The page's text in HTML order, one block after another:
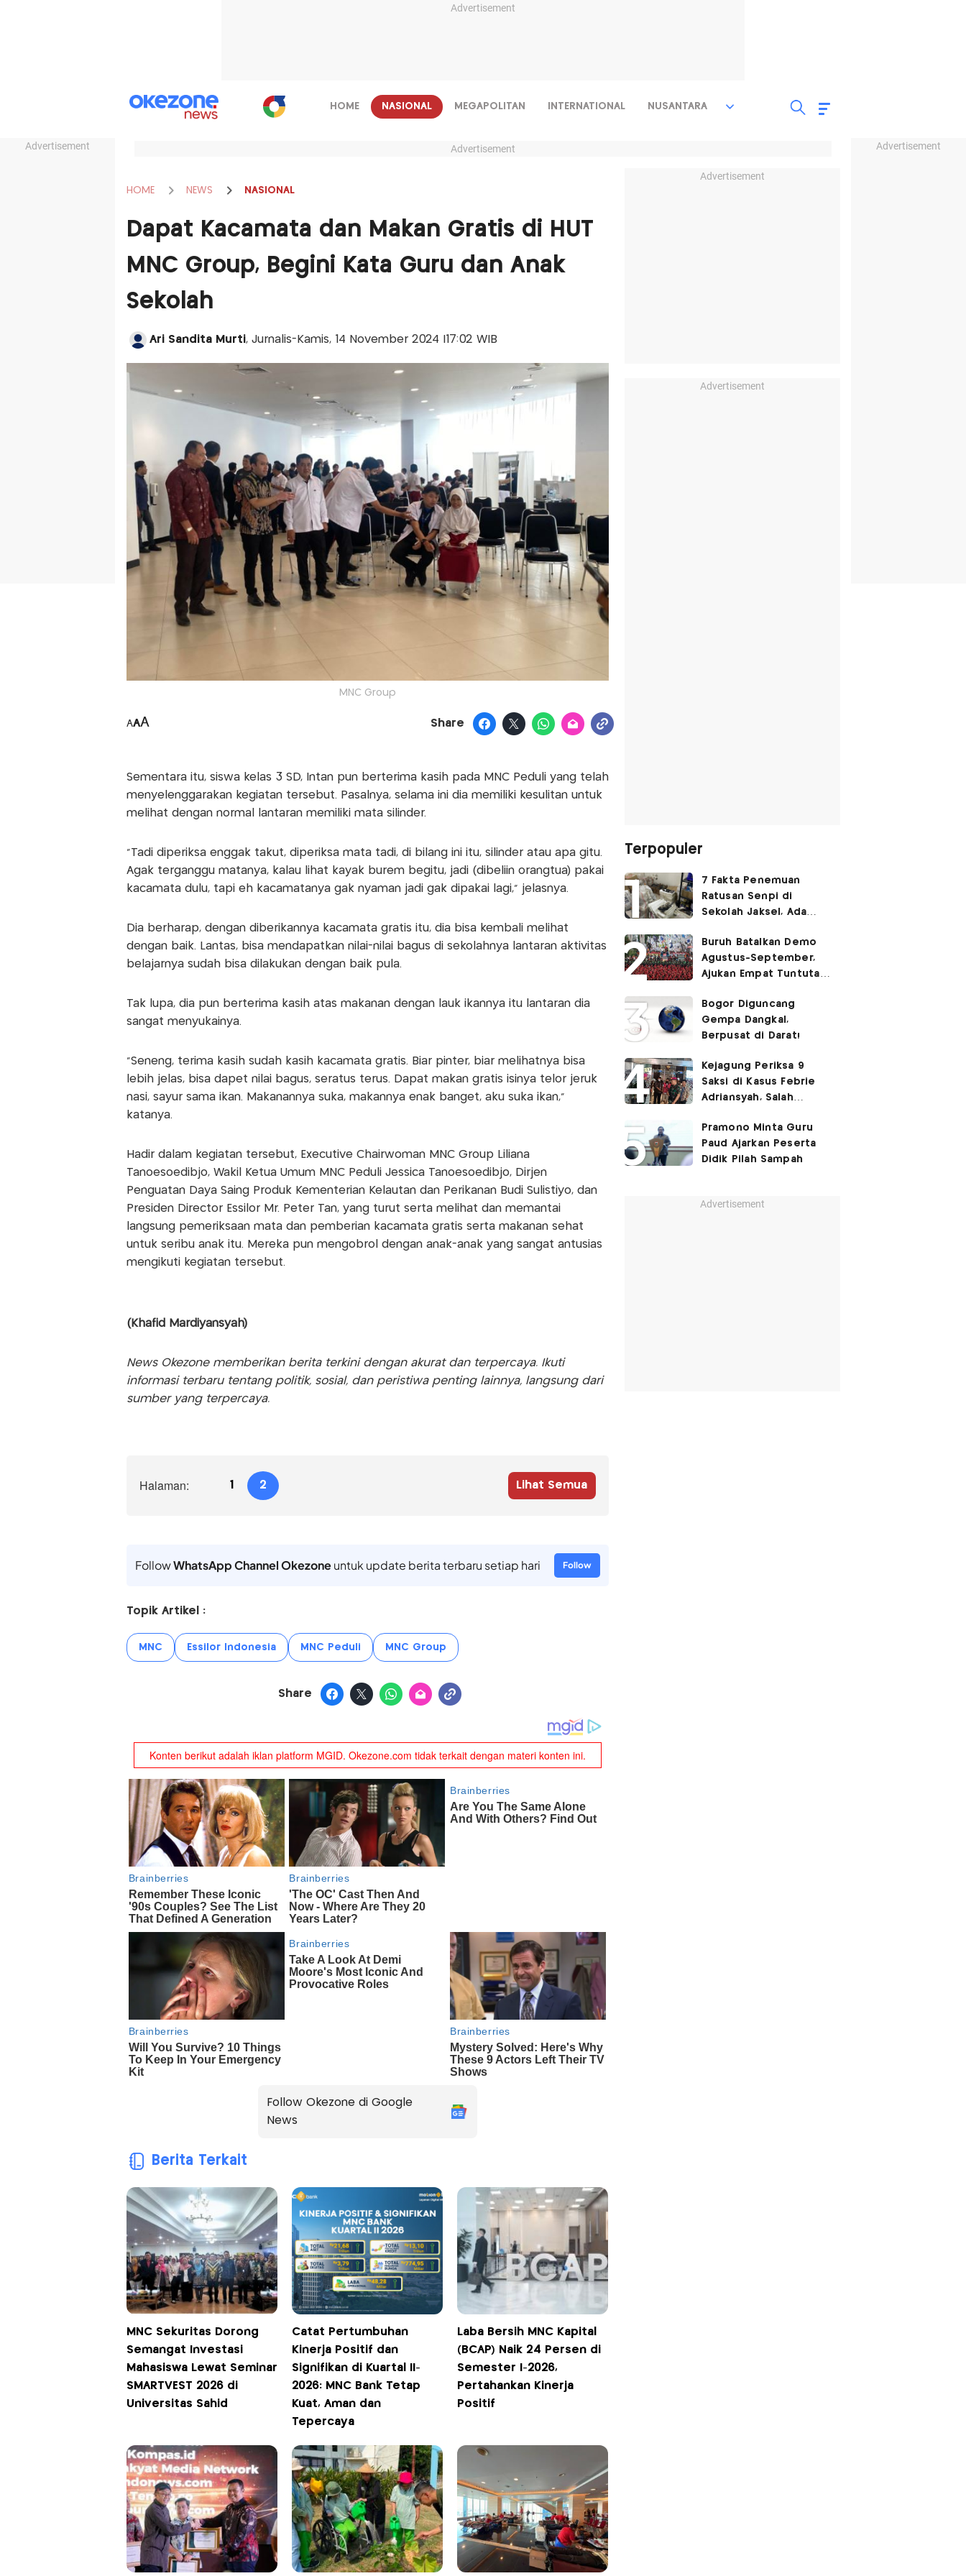
Advertisement
Advertisement Advertisement
HOME NASIONAL MEGAPOLITAN INTERNATIONAL NUSANTARA
Advertisement
HOME NEWS NASIONAL
Dapat Kacamata dan Makan Gratis di HUT
MNC Group, Begini Kata Guru dan Anak
Sekolah
Ari Sandita Murti, Jurnalis-Kamis, 14 November 2024 |17:02 WIB
MNC Group
AAA Share
Sementara itu, siswa kelas 3 SD, Intan pun berterima kasih pada MNC Peduli yang telah
menyelenggarakan kegiatan tersebut. Pasalnya, selama ini dia memiliki kesulitan untuk
melihat dengan normal lantaran memiliki mata silinder.
"Tadi diperiksa enggak takut, diperiksa mata tadi, di bilang ini itu, silinder atau apa gitu.
Agak terganggu matanya, kalau lihat kayak burem begitu, jadi (dibeliin orangtua) pakai
kacamata dulu, tapi eh kacamatanya gak nyaman jadi gak dipakai lagi," jelasnya.
Dia berharap, dengan diberikannya kacamata gratis itu, dia bisa kembali melihat
dengan baik. Lantas, bisa mendapatkan nilai-nilai bagus di sekolahnya lantaran aktivitas
belajarnya sudah bisa dilakukan dengan baik pula.
Tak lupa, dia pun berterima kasih atas makanan dengan lauk ikannya itu lantaran dia
sangat menyukainya.
"Seneng, terima kasih sudah kasih kacamata gratis. Biar pinter, biar melihatnya bisa
lebih jelas, bisa dapet nilai bagus, seratus terus. Dapat makan gratis isinya telor jeruk
nasi, sayur sama ikan. Makanannya suka, makannya enak banget, aku suka ikan,"
katanya.
Hadir dalam kegiatan tersebut, Executive Chairwoman MNC Group Liliana
Tanoesoedibjo, Wakil Ketua Umum MNC Peduli Jessica Tanoesoedibjo, Dirjen
Penguatan Daya Saing Produk Kementerian Kelautan dan Perikanan Budi Sulistiyo, dan
Presiden Director Essilor Mr. Peter Tan, yang turut serta melihat dan memantai
langsung pemeriksaan mata dan pemberian kacamata gratis serta makanan sehat
untuk seribu anak itu. Mereka pun mengobrol dengan anak-anak yang sangat antusias
mengikuti kegiatan tersebut.
(Khafid Mardiyansyah)
News Okezone memberikan berita terkini dengan akurat dan terpercaya. Ikuti
informasi terbaru tentang politik, sosial, dan peristiwa penting lainnya, langsung dari
sumber yang terpercaya.
Halaman: 1 2 Lihat Semua
FollowWhatsApp Channel Okezoneuntuk update berita terbaru setiap hari Follow
Topik Artikel :
MNC Essilor Indonesia MNC Peduli MNC Group
Share
Follow Okezone di Google
News
Berita Terkait
MNC Sekuritas Dorong
Semangat Investasi
Mahasiswa Lewat Seminar
SMARTVEST 2026 di
Universitas Sahid
Catat Pertumbuhan
Kinerja Positif dan
Signifikan di Kuartal II-
2026: MNC Bank Tetap
Kuat, Aman dan
Tepercaya
Laba Bersih MNC Kapital
(BCAP) Naik 24 Persen di
Semester I-2026,
Pertahankan Kinerja
Positif
Advertisement
Advertisement
Terpopuler
7 Fakta Penemuan
Ratusan Senpi di
Sekolah Jaksel, Ada
Ruang Bunker
Buruh Batalkan Demo
Agustus-September,
Ajukan Empat Tuntutan
Bogor Diguncang
Gempa Dangkal,
Berpusat di Darat!
Kejagung Periksa 9
Saksi di Kasus Febrie
Adriansyah, Salah
Pramono Minta Guru
Paud Ajarkan Peserta
Didik Pilah Sampah
Advertisement